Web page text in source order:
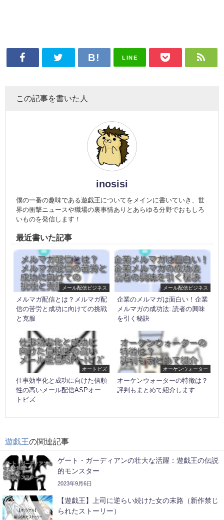
LINE
この記事を書いた人
inosisi
僕の一番の趣味である遊戯王についてをメインに書いていき、世
界の衝撃ニュースや職場の裏事情ありとあらゆる分野でおもしろ
いものを発信します！
最近書いた記事
メール配信ビジネス
メルマガ配信とは？メルマガ配
信の苦労と成功に向けての挑戦
と克服
メール配信ビジネス
企業のメルマガは面白い！企業
メルマガの成功法: 読者の興味
を引く秘訣
オートビズ
仕事効率化と成功に向けた信頼
性の高いメール配信ASPオー
トビズ
オーケンウォーター
オーケンウォーターの特徴は？
評判もまとめて紹介します
遊戯王の関連記事
ゲート・ガーディアンの壮大な活躍：遊戯王の伝説
的モンスター
2023年9月6日
【遊戯王】上司に逆らい続けた女の末路（新作禁じ
られたストーリー）